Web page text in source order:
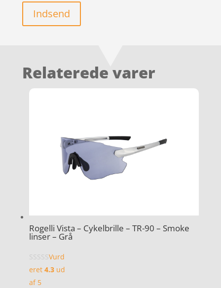
Indsend
Relaterede varer
Rogelli Vista – Cykelbrille – TR-90 – Smoke
linser – Grå
Vurd
eret 4.3ud
af 5